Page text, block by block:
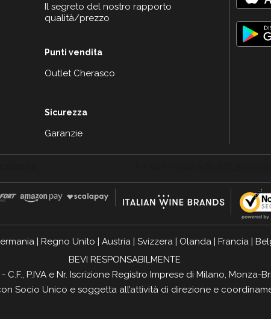
Il segreto del nostro rapporto
qualità/prezzo
Punti vendita
Outlet Cherasco
Sicurezza
Garanzie
| Regno Unito | Austria| Svizzera| Olanda| Francia|
BEVI RESPONSABILMENTE
C.F., P.IVA e Nr. Iscrizione Registro Imprese di Milano, Monza-
Socio Unico e soggetta all’attività di direzione e